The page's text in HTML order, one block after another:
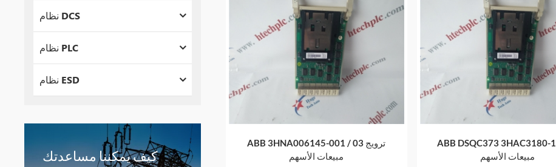
ABB 3HNA006145-001 / 03 ترويج
مبيعات الأسهم
ABB DSQC373 3HAC3180-1 ترويج
مبيعات الأسهم
نظام DCS
نظام PLC
نظام ESD
كيف يمكننا مساعدتك